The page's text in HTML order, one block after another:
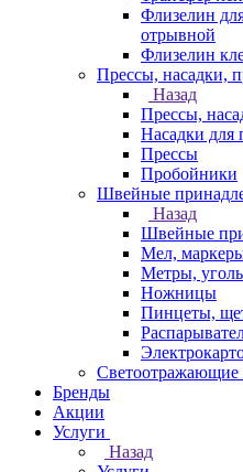
Флизелин
отрывной
Флизелин
Прессы, насадки,
Назад
Прессы,
Насадки для
Прессы
Пробойники
Швейные
Назад
Швейные
Мел,
Метры,
Ножницы
Пинцеты,
Бренды
Акции
Услуги
Назад